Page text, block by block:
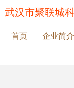
武汉市聚联城
首页 企业简介